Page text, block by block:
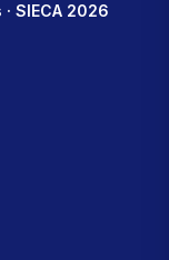
SIECA 2026